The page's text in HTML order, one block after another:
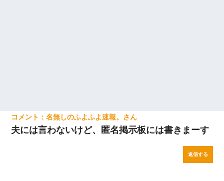
名無しのふよふよ速報。
夫には言わないけど、匿名掲示板には書きまーす
返信する